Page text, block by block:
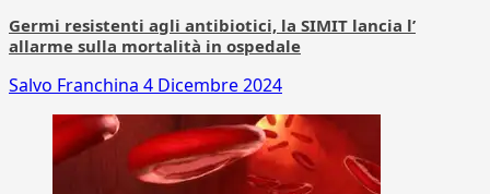
Germi resistenti agli antibiotici, la SIMIT lancia l’
allarme sulla mortalità in ospedale
Salvo Franchina 4 Dicembre 2024